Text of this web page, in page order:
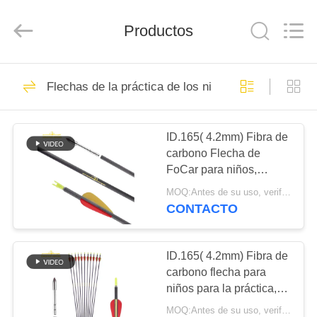
HOGAR
PRODUCTOS
SOBRE
NOSOTROS
VIAJE
DE
FÁBRICA
Arrows.
Flechas enteras del
carbono
Búsqueda de
flechas
93
Productos
Flechas de la práctica de los niños
ID.165( 4.2mm) Fibra de
carbono Flecha de
FoCar para niños,
jóvenes y principiantes
MOQ:Antes de su uso, verifique que el producto esté en buenas condiciones. No lo utilice si hay algún de
CONTACTO
ID.165( 4.2mm) Fibra de
carbono flecha para
niños para la práctica,
juventud principiante
MOQ:Antes de su uso, verifique que el producto esté en buenas condiciones. No lo utilice si hay algún de